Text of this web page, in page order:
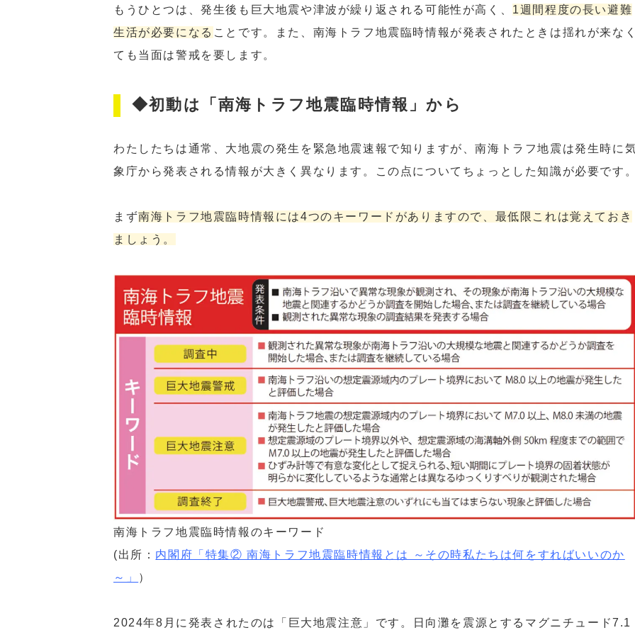
もうひとつは、発生後も巨大地震や津波が繰り返される可能性が高く、 1週間程度の長い避難
生活が必要になる ことです。また、南海トラフ地震臨時情報が発表されたときは揺れが来なく
ても当面は警戒を要します。
◆初動は「南海トラフ地震臨時情報」から
わたしたちは通常、大地震の発生を緊急地震速報で知りますが、南海トラフ地震は発生時に
象庁から発表される情報が大きく異なります。この点についてちょっとした知識が必要です。
まず南海トラフ地震臨時情報には4つのキーワードがありますので、最低限これは覚えておき
ましょう。
南海トラフ地震臨時情報のキーワード
(出所： 内閣府「特集② 南海トラフ地震臨時情報とは ～その時私たちは何をすればいいのか
～」
）
2024年8月に発表されたのは「巨大地震注意」です。日向灘を震源とするマグニチュード7.1